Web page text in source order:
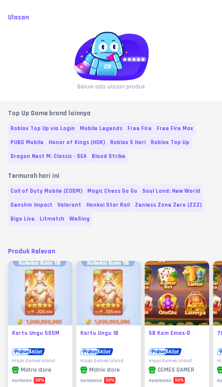
Ulasan
Belum ada ulasan produk
Top Up Game brand lainnya
Roblox Top Up via Login Mobile Legends Free Fire
Free Fire Max
PUBG Mobile
Honor of Kings (HOK) Roblox 5 Hari
Roblox Top Up
Dragon Nest M: Classic - SEA
Blood Strike
Termurah hari ini
Call of Duty Mobile (CODM) Magic Chess Go Go
Soul Land: New World
Genshin Impact
Valorant Honkai Star Rail
Zenless Zone Zero (ZZZ)
Bigo Live
Litmatch WeSing
Produk Relevan
Kartu Ungu 500M
Higgs Games Island
Matrix store
Rp75.000 58%
Kartu Ungu 1B
Higgs Games Island
Matrix store
Rp125.000 50%
5B Koin Emas-D
Higgs Games Island
GEMES GAMER
Rp625.000 50%